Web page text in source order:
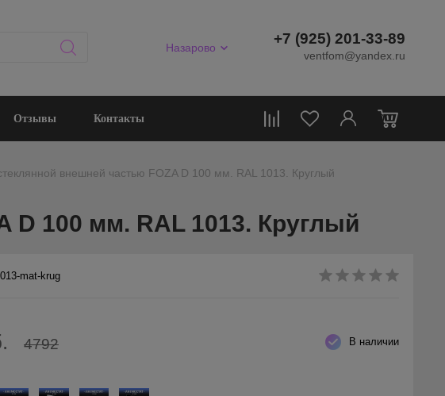
Назарово
+7 (925) 201-33-89
ventfom@yandex.ru
0
Отзывы Контакты
внешней частью FOZA D 100 мм. RAL 1013. Круглый
D 100 мм. RAL 1013. Круглый
mat-krug
В наличии
4792